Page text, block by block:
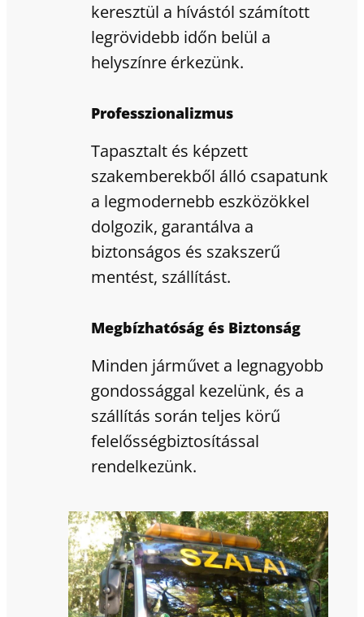
keresztül a hívástól számított
legrövidebb időn belül a
helyszínre érkezünk.
Professzionalizmus
Tapasztalt és képzett
szakemberekből álló csapatunk
a legmodernebb eszközökkel
dolgozik, garantálva a
biztonságos és szakszerű
mentést, szállítást.
Megbízhatóság és Biztonság
Minden járművet a legnagyobb
gondossággal kezelünk, és a
szállítás során teljes körű
felelősségbiztosítással
rendelkezünk.